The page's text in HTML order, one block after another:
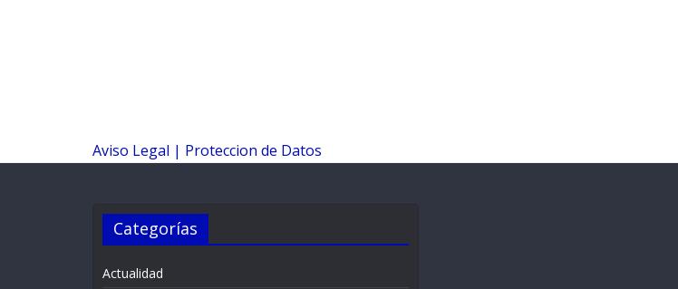
Aviso Legal | Proteccion de Datos
Categorías
Actualidad